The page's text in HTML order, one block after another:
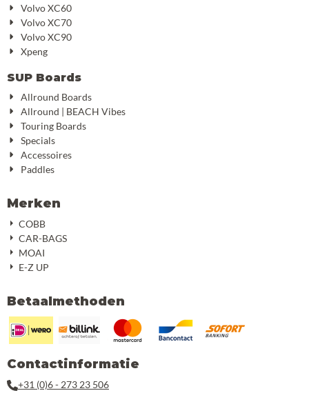
Volvo XC60
Volvo XC70
Volvo XC90
Xpeng
SUP Boards
Allround Boards
Allround | BEACH Vibes
Touring Boards
Specials
Accessoires
Paddles
Merken
COBB
CAR-BAGS
MOAI
E-Z UP
Betaalmethoden
Contactinformatie
+31 (0)6 - 273 23 506